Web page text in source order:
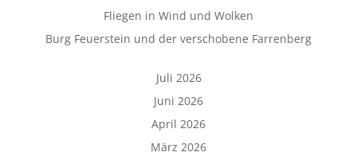
Fliegen in Wind und Wolken
Burg Feuerstein und der verschobene Farrenberg
Juli 2026
Juni 2026
April 2026
März 2026